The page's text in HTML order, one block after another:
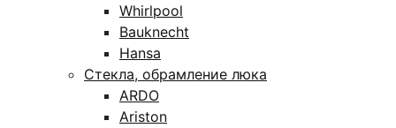
Whirlpool
Bauknecht
Hansa
Стекла, обрамление люка
ARDO
Ariston